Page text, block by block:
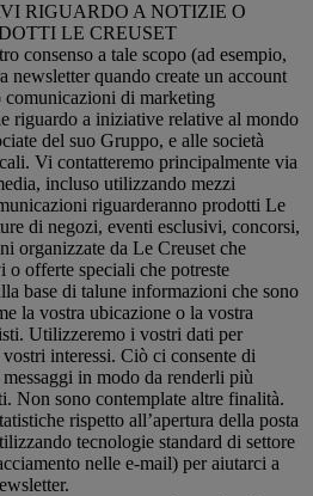
RIGUARDO A NOTIZIE O
LE CREUSET
consenso a tale scopo (ad esempio,
newsletter quando create un account
di marketing
riguardo a iniziative relative al mondo
del suo Gruppo, e alle società
Vi contatteremo principalmente via
incluso utilizzando mezzi
riguarderanno prodotti Le
di negozi, eventi esclusivi, concorsi,
organizzate da Le Creuset che
o offerte speciali che potreste
base di talune informazioni che sono
la vostra ubicazione o la vostra
Utilizzeremo i vostri dati per
interessi. Ciò ci consente di
in modo da renderli più
Non sono contemplate altre finalità.
rispetto all’apertura della posta
tecnologie standard di settore
nelle e-mail) per aiutarci a